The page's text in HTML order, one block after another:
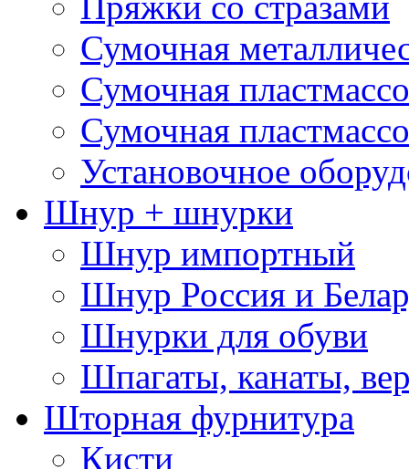
Сумочная
Сумочная
Сумочная
Установочное
Шнур + шнурки
Шнур импортный
Шнур Россия и
Шнурки для обуви
Шпагаты, канаты,
Шторная фурнитура
Кисти